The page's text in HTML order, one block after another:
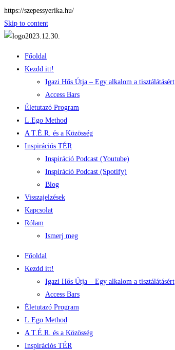
https://szepessyerika.hu/
Skip to content
Főoldal
Kezdd itt!
Igazi Hős Útja – Egy alkalom a tisztálátásért
Access Bars
Életutazó Program
L.Ego Method
A T.É.R. és a Közösség
Inspirációs TÉR
Inspiráció Podcast (Youtube)
Inspiráció Podcast (Spotify)
Blog
Visszajelzések
Kapcsolat
Rólam
Ismerj meg
Főoldal
Kezdd itt!
Igazi Hős Útja – Egy alkalom a tisztálátásért
Access Bars
Életutazó Program
L.Ego Method
A T.É.R. és a Közösség
Inspirációs TÉR